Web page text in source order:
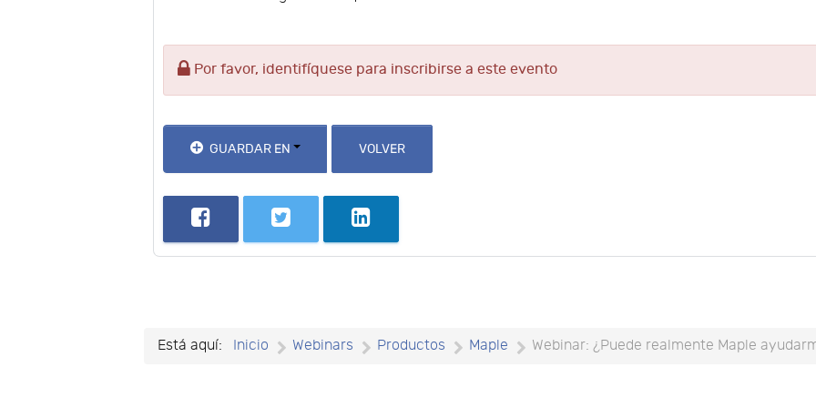
Por favor, identifíquese para inscribirse a este evento
GUARDAR EN VOLVER
Está aquí: Inicio Webinars Productos Maple Webinar: ¿Puede realmente Maple